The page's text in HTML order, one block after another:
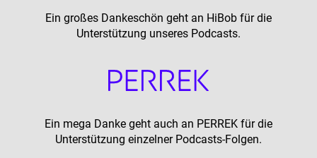
Ein großes Dankeschön geht an HiBob für die
Unterstützung unseres Podcasts.
Ein mega Danke geht auch an PERREK für die
Unterstützung einzelner Podcasts-Folgen.